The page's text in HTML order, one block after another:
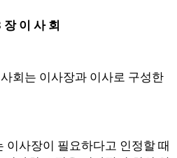
장 이 사 회
회는 이사장과 이사로 구성한
이사장이 필요하다고 인정할 때